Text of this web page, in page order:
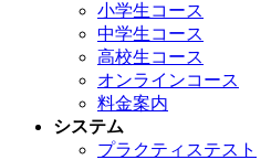
小学生コース
中学生コース
高校生コース
オンラインコース
料金案内
システム
プラクティステスト